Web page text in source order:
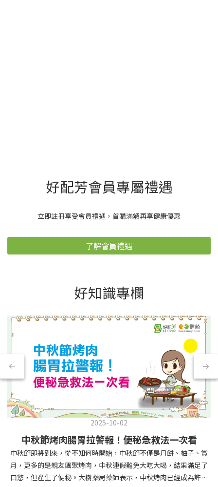
好配芳會員專屬禮遇
立即註冊享受會員禮遇，首購滿額再享健康優惠
了解會員禮遇
好知識專欄
2025-10-02
中秋節烤肉腸胃拉警報！便秘急救法一次看
中秋節即將到來，從不知何時開始，中秋節不僅是月餅、柚子、賞
月，更多的是親友團聚烤肉，中秋連假難免大吃大喝，結果滿足了
口慾，但產生了便秘。大樹藥局藥師表示，中秋烤肉已經成為許多